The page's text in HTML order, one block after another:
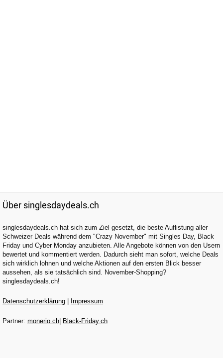
Über singlesdaydeals.ch
singlesdaydeals.ch hat sich zum Ziel gesetzt, die beste Auflistung aller
Schweizer Deals während dem "Crazy November" mit Singles Day, Black
Friday und Cyber Monday anzubieten. Alle Angebote können von den Usern
bewertet und kommentiert werden. Dadurch sieht man sofort, welche Deals
sich wirklich lohnen und welche Aktionen auf den ersten Blick besser
aussehen, als sie tatsächlich sind. November-Shopping?
singlesdaydeals.ch!
Datenschutzerklärung Impressum
Partner: monerio.ch Black-Friday.ch